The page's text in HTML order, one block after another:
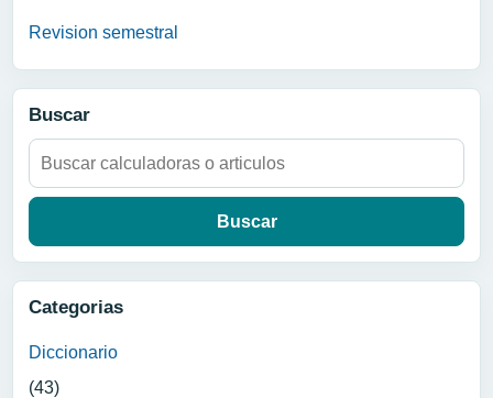
Revision semestral
Buscar
Buscar:
Categorias
Diccionario
(43)